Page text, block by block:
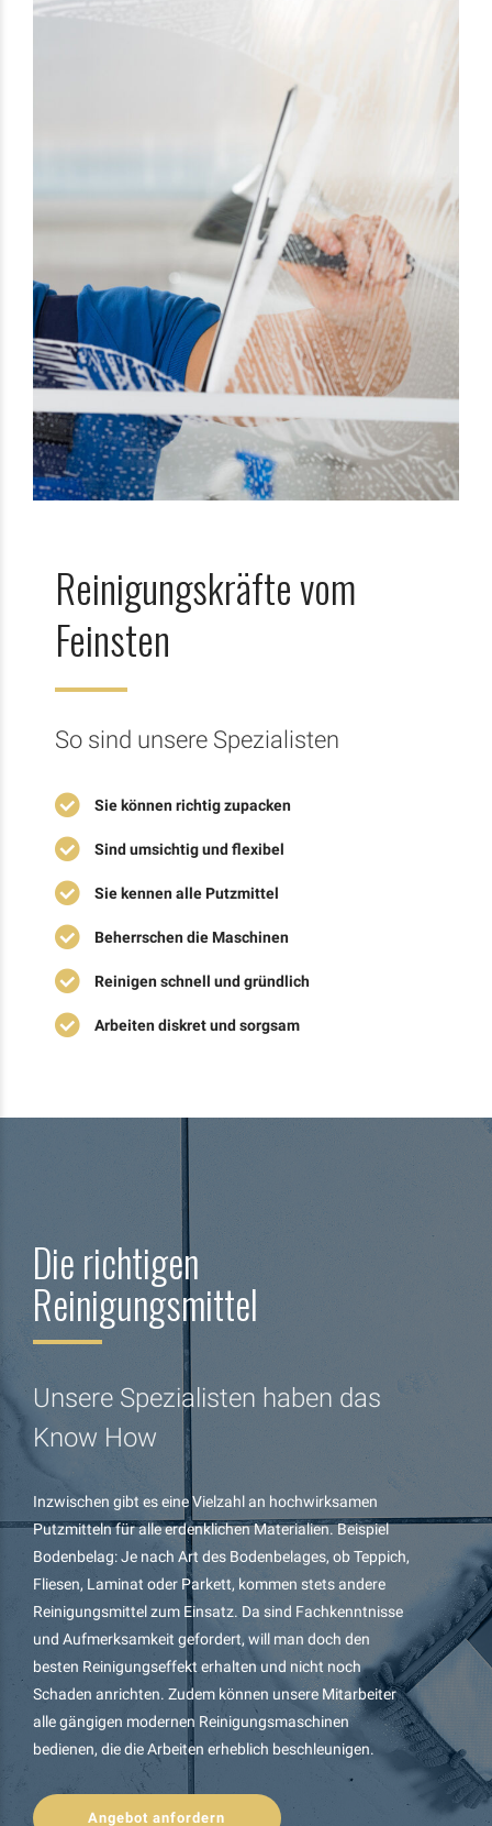
Reinigungskräfte vom
Feinsten
So sind unsere Spezialisten
Sie können richtig zupacken
Sind umsichtig und flexibel
Sie kennen alle Putzmittel
Beherrschen die Maschinen
Reinigen schnell und gründlich
Arbeiten diskret und sorgsam
Die richtigen
Reinigungsmittel
Unsere Spezialisten haben das
Know How
Inzwischen gibt es eine Vielzahl an hochwirksamen
Putzmitteln für alle erdenklichen Materialien. Beispiel
Bodenbelag: Je nach Art des Bodenbelages, ob Teppich,
Fliesen, Laminat oder Parkett, kommen stets andere
Reinigungsmittel zum Einsatz. Da sind Fachkenntnisse
und Aufmerksamkeit gefordert, will man doch den
besten Reinigungseffekt erhalten und nicht noch
Schaden anrichten. Zudem können unsere Mitarbeiter
alle gängigen modernen Reinigungsmaschinen
bedienen, die die Arbeiten erheblich beschleunigen.
Angebot anfordern